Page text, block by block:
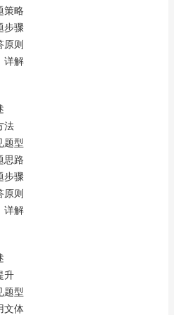
策略
步骤
原则
详解
法
题型
思路
步骤
原则
详解
升
题型
文体